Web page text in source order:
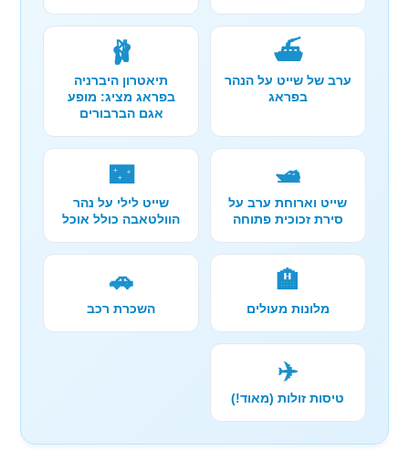
⛴️
ערב של שייט על הנהר
בפראג
🩰
תיאטרון היברניה
בפראג מציג: מופע
אגם הברבורים
🛥️
שייט וארוחת ערב על
סירת זכוכית פתוחה
🌃
שייט לילי על נהר
הוולטאבה כולל אוכל
🏨
מלונות מעולים
🚗
השכרת רכב
✈️
טיסות זולות (מאוד!)